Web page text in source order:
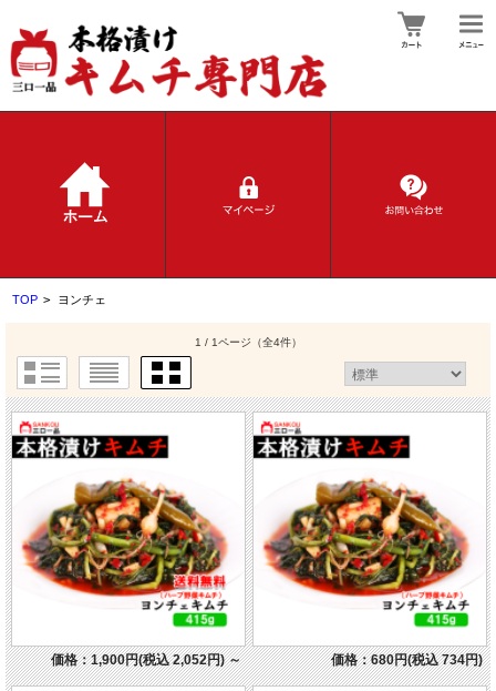
TOP > ヨンチェ
1 / 1ページ （全4件）
価格：1,900円(税込 2,052円)～ 価格：680円(税込 734円)